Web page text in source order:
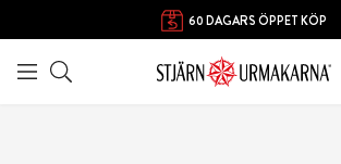
60 DAGARS ÖPPET KÖP